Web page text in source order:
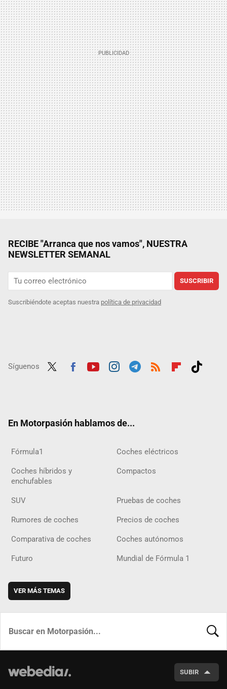
RECIBE "Arranca que nos vamos", NUESTRA
NEWSLETTER SEMANAL
SUSCRIBIR
Suscribiéndote aceptas nuestra política de privacidad
Síguenos
En Motorpasión hablamos de...
Fórmula1 Coches eléctricos
Coches híbridos y
enchufables
Compactos
SUV Pruebas de coches
Rumores de coches Precios de coches
Comparativa de coches Coches autónomos
Futuro Mundial de Fórmula 1
VER MÁS TEMAS
SUBIR